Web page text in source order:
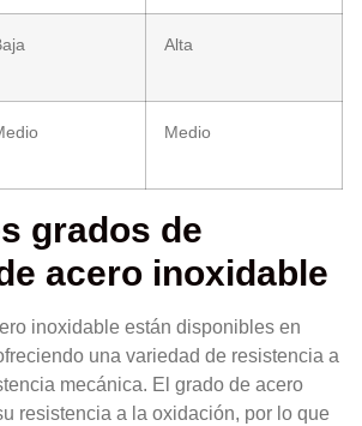
Alta
Medio
grados de
acero inoxidable
inoxidable están disponibles en
una variedad de resistencia a
mecánica. El grado de acero
resistencia a la oxidación, por lo que